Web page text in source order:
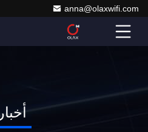
anna@olaxwifi.com
أخبار